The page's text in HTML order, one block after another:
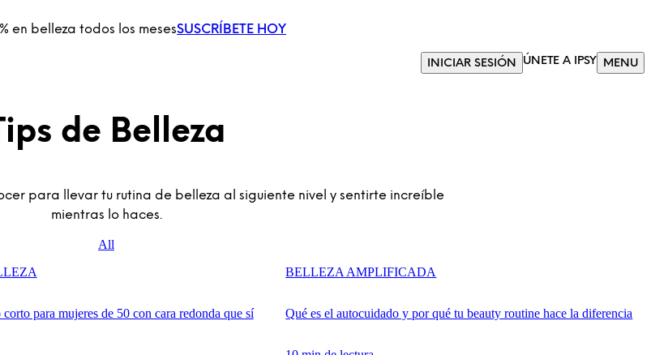
en belleza todos los mesesSUSCRÍBETE HOY
INICIAR SESIÓN ÚNETE A IPSY MENU
de Belleza
para llevar tu rutina de belleza al siguiente nivel y sentirte increíble
mientras lo haces.
All
para mujeres de 50 con cara redonda que sí
BELLEZA AMPLIFICADA
Qué es el autocuidado y por qué tu beauty routine hace la diferencia